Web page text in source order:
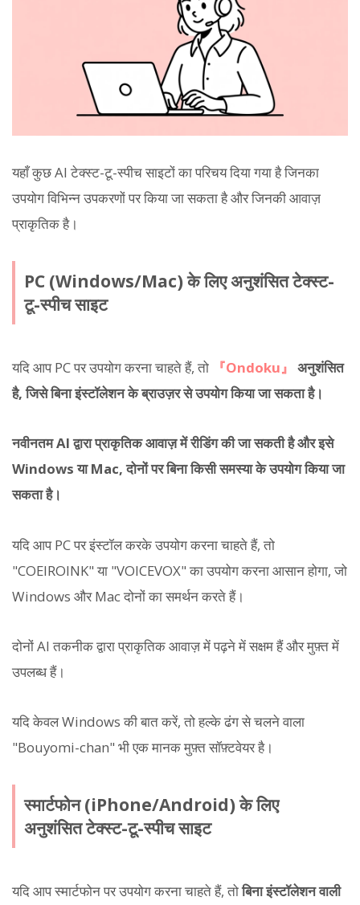
यहाँ कुछ AI टेक्स्ट-टू-स्पीच साइटों का परिचय दिया गया है जिनका
उपयोग विभिन्न उपकरणों पर किया जा सकता है और जिनकी आवाज़
प्राकृतिक है।
PC (Windows/Mac) के लिए अनुशंसित टेक्स्ट-
टू-स्पीच साइट
यदि आप PC पर उपयोग करना चाहते हैं, तो 『Ondoku』 अनुशंसित
है, जिसे बिना इंस्टॉलेशन के ब्राउज़र से उपयोग किया जा सकता है।
नवीनतम AI द्वारा प्राकृतिक आवाज़ में रीडिंग की जा सकती है और इसे
Windows या Mac, दोनों पर बिना किसी समस्या के उपयोग किया जा
सकता है।
यदि आप PC पर इंस्टॉल करके उपयोग करना चाहते हैं, तो
"COEIROINK" या "VOICEVOX" का उपयोग करना आसान होगा, जो
Windows और Mac दोनों का समर्थन करते हैं।
दोनों AI तकनीक द्वारा प्राकृतिक आवाज़ में पढ़ने में सक्षम हैं और मुफ़्त में
उपलब्ध हैं।
यदि केवल Windows की बात करें, तो हल्के ढंग से चलने वाला
"Bouyomi-chan" भी एक मानक मुफ़्त सॉफ़्टवेयर है।
स्मार्टफोन (iPhone/Android) के लिए
अनुशंसित टेक्स्ट-टू-स्पीच साइट
यदि आप स्मार्टफोन पर उपयोग करना चाहते हैं, तोबिना इंस्टॉलेशन वाली